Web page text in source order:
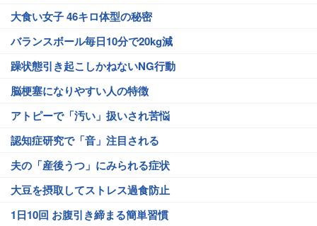
大食い女子 46キロ体型の秘密
バランスボール毎日10分で20kg減
躁状態引き起こしかねないNG行動
脳梗塞になりやすい人の特徴
アトピーで「汚い」扱いされ苦悩
認知症研究で「音」注目される
夫の「産後うつ」にみられる症状
大豆を摂取してストレス過食防止
1日10回 お腹引き締まる簡単習慣